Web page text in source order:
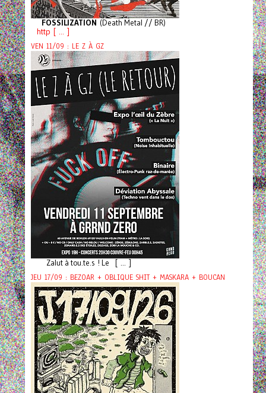
FOSSILIZATION (Death Metal // BR)
http [ ... ]
VEN 11/09 : LE Z À GZ
Zalut à tou.te.s ! Le [ ... ]
JEU 17/09 : BEZOAR + OBLIQUE SHIT + MASKARA + BOUCAN